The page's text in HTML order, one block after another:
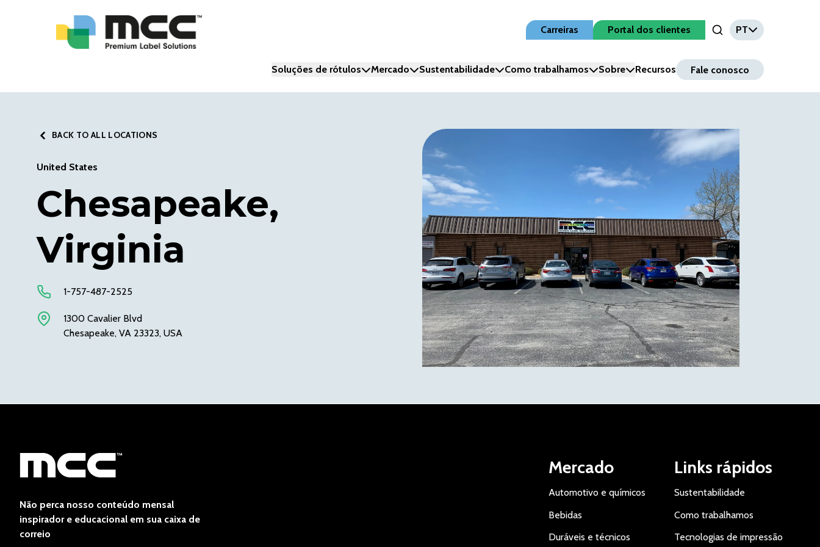
Carreiras
Portal dos clientes
Open Search Input
PT
Soluções de rótulos Mercado Sustentabilidade Como trabalhamos Sobre Recursos Fale conosco
BACK TO ALL LOCATIONS
United States
Chesapeake,
Virginia
1-757-487-2525
1300 Cavalier Blvd
Chesapeake, VA 23323, USA
Não perca nosso conteúdo mensal
inspirador e educacional em sua caixa de
correio
Mercado
Automotivo e químicos
Bebidas
Duráveis e técnicos
Links rápidos
Sustentabilidade
Como trabalhamos
Tecnologias de impressão